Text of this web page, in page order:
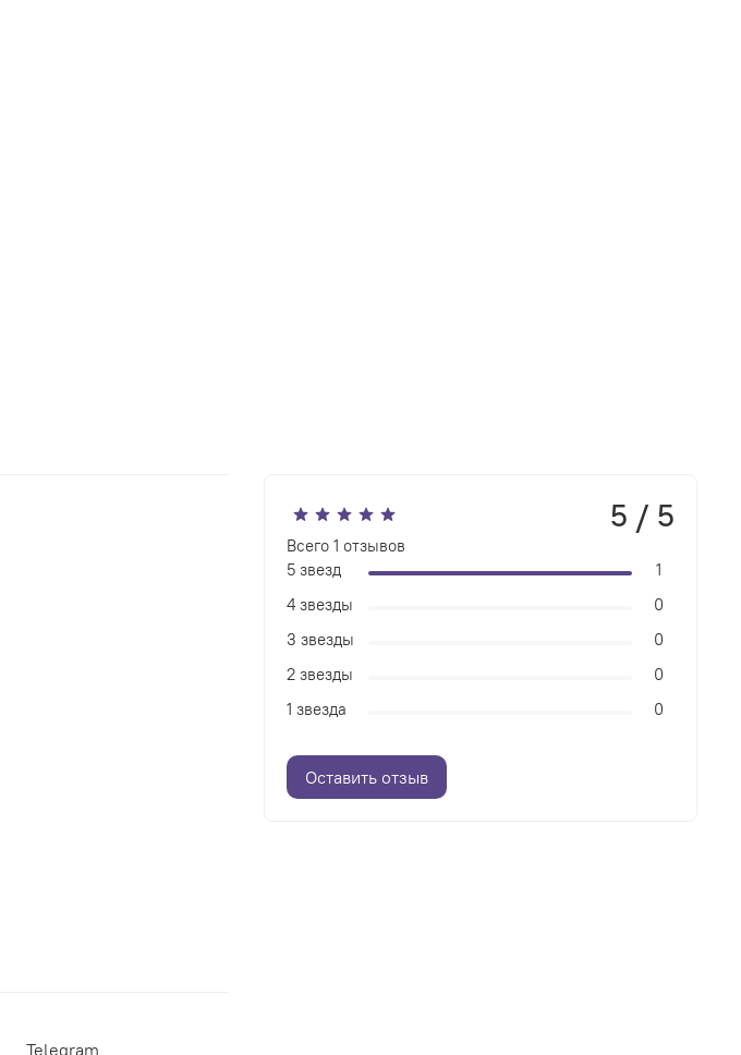
5 / 5
Всего1 отзывов
5 звезд
1
4 звезды
0
3 звезды
0
2 звезды
0
1 звезда
0
Оставить отзыв
Telegram